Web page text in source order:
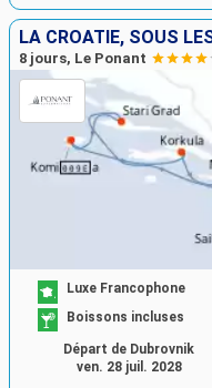
LA CROATIE, SOUS
8 jours, Le Ponant
Luxe Francophone
Boissons incluses
Départ de Dubrovnik
ven. 28 juil. 2028